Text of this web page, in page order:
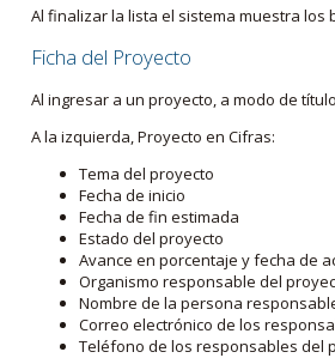
Al finalizar la lista el sistema muestra
Ficha del Proyecto
Al ingresar a un proyecto, a modo de
A la izquierda, Proyecto en Cifras:
Tema del proyecto
Fecha de inicio
Fecha de fin estimada
Estado del proyecto
Avance en porcentaje y fecha de
Organismo responsable del
Nombre de la persona
Correo electrónico de los
Teléfono de los responsables del